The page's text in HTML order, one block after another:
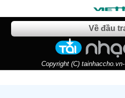
Về đầu
Copyright (C)